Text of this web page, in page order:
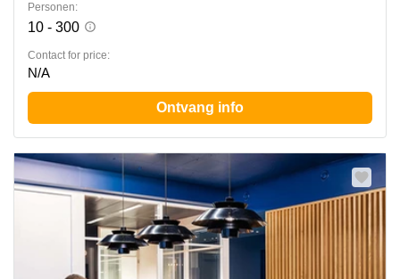
Personen:
10 - 300
Contact for price:
N/A
Ontvang info